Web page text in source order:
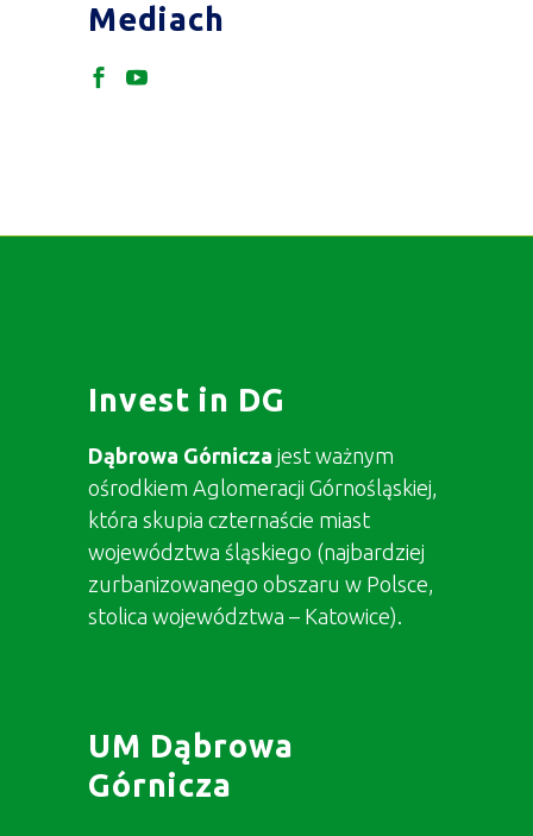
Mediach
Invest in DG
Dąbrowa Górnicza jest ważnym
ośrodkiem Aglomeracji Górnośląskiej,
która skupia czternaście miast
województwa śląskiego (najbardziej
zurbanizowanego obszaru w Polsce,
stolica województwa – Katowice).
UM Dąbrowa
Górnicza